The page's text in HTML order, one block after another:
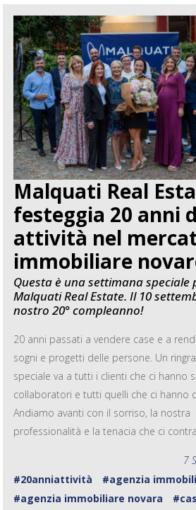
Malquati Real
festeggia 20 anni
attività nel
immobiliare
Questa è una settimana speciale
Malquati Real Estate. Il 10
nostro 20° compleanno!
20 anni passati a vendere case e a
sogni e progetti delle persone. Un
speciale va a tutti i clienti che ci hanno
collaboratori e tutti quelli che ci hanno
Andiamo avanti con il sorriso, la nostra
professionalità e la tenacia che ci
7
#20anniattività
#agenzia
#agenzia immobiliare novara